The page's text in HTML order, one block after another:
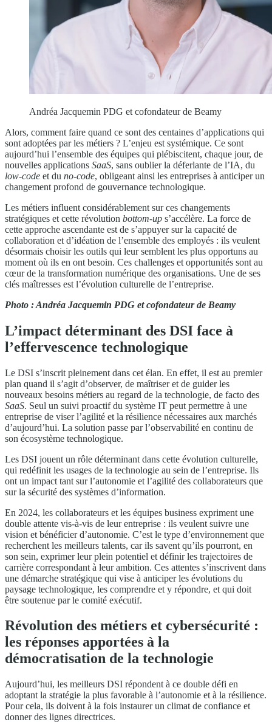
Andréa Jacquemin PDG et cofondateur de Beamy
Alors, comment faire quand ce sont des centaines d’applications qui
sont adoptées par les métiers ? L’enjeu est systémique. Ce sont
aujourd’hui l’ensemble des équipes qui plébiscitent, chaque jour, de
nouvelles applications SaaS, sans oublier la déferlante de l’IA, du
low-code et du no-code, obligeant ainsi les entreprises à anticiper un
changement profond de gouvernance technologique.
Les métiers influent considérablement sur ces changements
stratégiques et cette révolution bottom-up s’accélère. La force de
cette approche ascendante est de s’appuyer sur la capacité de
collaboration et d’idéation de l’ensemble des employés : ils veulent
désormais choisir les outils qui leur semblent les plus opportuns au
moment où ils en ont besoin. Ces challenges et opportunités sont au
cœur de la transformation numérique des organisations. Une de ses
clés maîtresses est l’évolution culturelle de l’entreprise.
Photo : Andréa Jacquemin PDG et cofondateur de Beamy
L’impact déterminant des DSI face à
l’effervescence technologique
Le DSI s’inscrit pleinement dans cet élan. En effet, il est au premier
plan quand il s’agit d’observer, de maîtriser et de guider les
nouveaux besoins métiers au regard de la technologie, de facto des
SaaS. Seul un suivi proactif du système IT peut permettre à une
entreprise de viser l’agilité et la résilience nécessaires aux marchés
d’aujourd’hui. La solution passe par l’observabilité en continu de
son écosystème technologique.
Les DSI jouent un rôle déterminant dans cette évolution culturelle,
qui redéfinit les usages de la technologie au sein de l’entreprise. Ils
ont un impact tant sur l’autonomie et l’agilité des collaborateurs que
sur la sécurité des systèmes d’information.
En 2024, les collaborateurs et les équipes business expriment une
double attente vis-à-vis de leur entreprise : ils veulent suivre une
vision et bénéficier d’autonomie. C’est le type d’environnement que
recherchent les meilleurs talents, car ils savent qu’ils pourront, en
son sein, exprimer leur plein potentiel et définir les trajectoires de
carrière correspondant à leur ambition. Ces attentes s’inscrivent dans
une démarche stratégique qui vise à anticiper les évolutions du
paysage technologique, les comprendre et y répondre, et qui doit
être soutenue par le comité exécutif.
Révolution des métiers et cybersécurité :
les réponses apportées à la
démocratisation de la technologie
Aujourd’hui, les meilleurs DSI répondent à ce double défi en
adoptant la stratégie la plus favorable à l’autonomie et à la résilience.
Pour cela, ils doivent à la fois instaurer un climat de confiance et
donner des lignes directrices.